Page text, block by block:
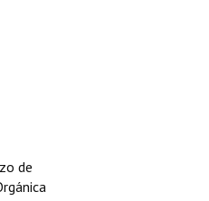
de